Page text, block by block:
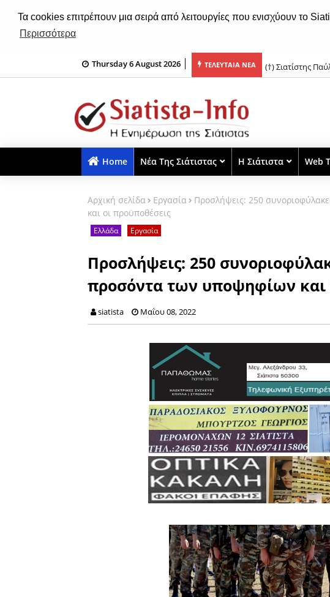
Τα cookies επιτρέπουν μια σειρά από λειτουργίες που ενισχύουν το
Περισσότερα
Thursday 6 August 2026 ΤΕΛΕΥΤΑΙΑ ΝΕΑ
Μεταμορφώσεως του Σωτήρος Χριστού (φωτο) (†) Σιατίστης
Home Νέα Της Σιάτιστας Η Σιάτιστα Web
Αρχική σελίδα Εργασία
Προσλήψεις: 250
και οι προϋποθέσεις
Ελλάδα Εργασία
Προσλήψεις: 250
προσόντα των υποψηφίων και
siatista Μαΐου 08, 2022